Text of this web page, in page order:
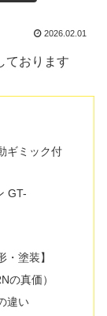
2026.02.01
ております
ギミック付
GT-
塗装】
の真価）
違い